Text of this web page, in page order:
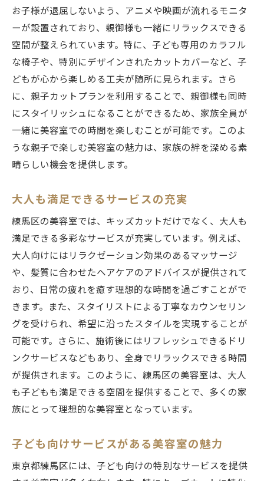
お子様が退屈しないよう、アニメや映画が流れるモニタ
ーが設置されており、親御様も一緒にリラックスできる
空間が整えられています。特に、子ども専用のカラフル
な椅子や、特別にデザインされたカットカバーなど、子
どもが心から楽しめる工夫が随所に見られます。さら
に、親子カットプランを利用することで、親御様も同時
にスタイリッシュになることができるため、家族全員が
一緒に美容室での時間を楽しむことが可能です。このよ
うな親子で楽しむ美容室の魅力は、家族の絆を深める素
晴らしい機会を提供します。
大人も満足できるサービスの充実
練馬区の美容室では、キッズカットだけでなく、大人も
満足できる多彩なサービスが充実しています。例えば、
大人向けにはリラクゼーション効果のあるマッサージ
や、髪質に合わせたヘアケアのアドバイスが提供されて
おり、日常の疲れを癒す理想的な時間を過ごすことがで
きます。また、スタイリストによる丁寧なカウンセリン
グを受けられ、希望に沿ったスタイルを実現することが
可能です。さらに、施術後にはリフレッシュできるドリ
ンクサービスなどもあり、全身でリラックスできる時間
が提供されます。このように、練馬区の美容室は、大人
も子どもも満足できる空間を提供することで、多くの家
族にとって理想的な美容室となっています。
子ども向けサービスがある美容室の魅力
東京都練馬区には、子ども向けの特別なサービスを提供